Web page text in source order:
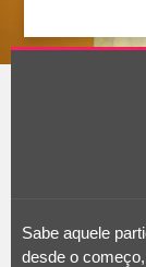
Sabe aquele
desde o